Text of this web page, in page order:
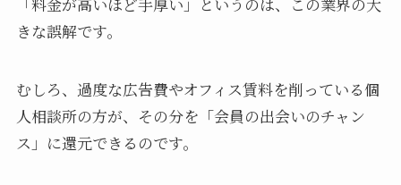
きな誤解です。
むしろ、過度な広告費やオフィス賃料を削っている個
人相談所の方が、その分を「会員の出会いのチャン
ス」に還元できるのです。